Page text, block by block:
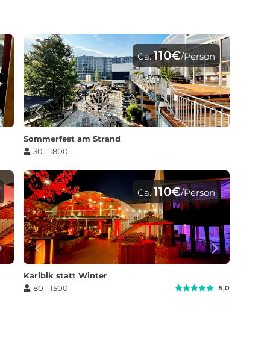
Ca. 110€/Person
Sommerfest am Strand
30 - 1800
Ca. 110€/Person
Karibik statt Winter
80 - 1500
5,0